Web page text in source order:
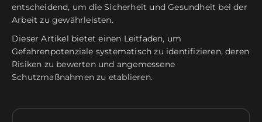
entscheidend, um die Sicherheit und Gesundheit bei der
Arbeit zu gewährleisten.
Dieser Artikel bietet einen Leitfaden, um
Gefahrenpotenziale systematisch zu identifizieren, deren
Risiken zu bewerten und angemessene
Schutzmaßnahmen zu etablieren.